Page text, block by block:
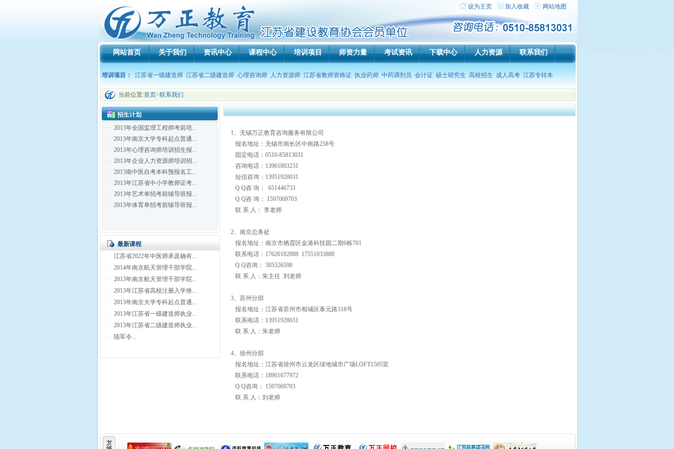
设为主页 加入收藏 网站地图
网站首页 关于我们 资讯中心 课程中心 培训项目 师资力量 考试资讯 下载中心 人力资源 联系我们
培训项目 ： 江苏省一级建造师 江苏省二级建造师 心理咨询师 人力资源师 江苏省教师资格证 执业药师 中药调剂员 会计证 硕士研究生 高校招生 成人高考 江苏专转本
当前位置:首页>联系我们
招生计划
· 2013年全国监理工程师考前培...
· 2013年南京大学专科起点普通...
· 2013年心理咨询师培训招生报...
· 2013年企业人力资源师培训招...
· 2013南中医自考本科预报名工...
· 2013年江苏省中小学教师证考...
· 2013年艺术单招考前辅导班报...
· 2013年体育单招考前辅导班报...
最新课程
· 江苏省2022年中医师承及确有...
· 2014年南京航天管理干部学院...
· 2013年南京航天管理干部学院...
· 2013年江苏省高校注册入学推...
· 2013年南京大学专科起点普通...
· 2013年江苏省一级建造师执业...
· 2013年江苏省二级建造师执业...
·
陆军令...
1、无锡万正教育咨询服务有限公司
报名地址：无锡市南长区中南路258号
固定电话：0510-85813031
咨询电话：13961803231
短信咨询：13951928031
Q Q咨 询： 651446733
Q Q咨 询： 1597069703
联 系 人： 李老师
2、南京总务处
报名地址：南京市栖霞区金港科技园二期6栋701
联系电话：17626182888 17551033888
Q Q咨询： 385526598
联 系 人：朱主任 刘老师
3、苏州分部
报名地址：江苏省苏州市相城区泰元路318号
联系电话：13951928031
联 系 人：朱老师
4、徐州分部
报名地址：江苏省徐州市云龙区绿地城市广场LOFT1505室
联系电话：18961677972
Q Q咨询： 1597069703
联 系 人：刘老师